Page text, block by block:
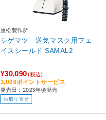
重松製作所
シゲマツ 送気マスク用フェ
イスシールド SAMAL2
¥30,090(税込)
3,009ポイントサービス
発売日：2023年頃発売
お取り寄せ